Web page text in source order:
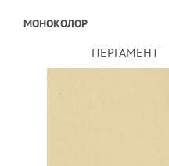
МОНОКОЛОР
ПЕРГАМЕНТ